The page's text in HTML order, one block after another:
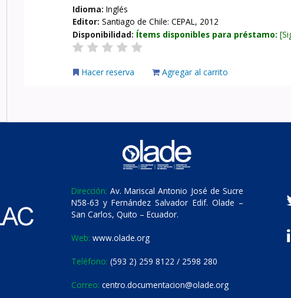
Idioma:Inglés
Editor:Santiago de Chile: CEPAL, 2012
Disponibilidad: Ítems disponibles para préstamo:
Hacer reserva Agregar al carrito
Dirección: Av. Mariscal Antonio José de Sucre
N58-63 y Fernández Salvador Edif. Olade –
San Carlos, Quito – Ecuador.
Web: www.olade.org
Teléfono: (593 2) 259 8122 / 2598 280
Correo: centro.documentacion@olade.org